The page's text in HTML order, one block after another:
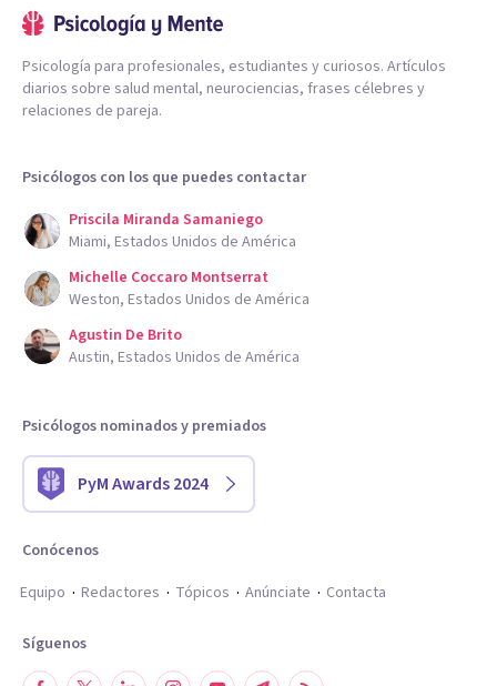
Psicología para profesionales, estudiantes y curiosos. Artículos
diarios sobre salud mental, neurociencias, frases célebres y
relaciones de pareja.
Psicólogos con los que puedes contactar
Priscila Miranda Samaniego
Miami, Estados Unidos de América
Michelle Coccaro Montserrat
Weston, Estados Unidos de América
Agustin De Brito
Austin, Estados Unidos de América
Psicólogos nominados y premiados
PyM Awards 2024
Conócenos
Equipo
Redactores Tópicos Anúnciate Contacta
Síguenos